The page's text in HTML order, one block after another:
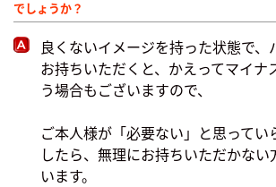
でしょうか？
良くないイメージを持った状態で、
お持ちいただくと、かえってマイナ
う場合もございますので、
ご本人様が「必要ない」と思ってい
したら、無理にお持ちいただかない
います。